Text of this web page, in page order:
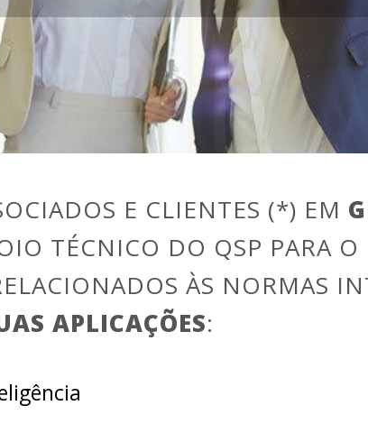
E CLIENTES (*) EM
TÉCNICO DO QSP PARA
ÀS NORMAS
APLICAÇÕES: